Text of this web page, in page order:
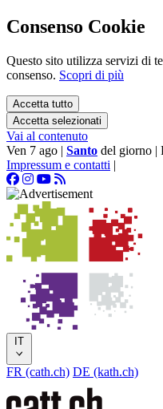
Consenso Cookie
Questo sito utilizza servizi di
consenso. Scopri di più
Accetta tutto
Accetta selezionati
Vai al contenuto
Ven 7 ago | Santo del giorno |
Impressum e contatti |
IT
FR (cath.ch) DE (kath.ch)